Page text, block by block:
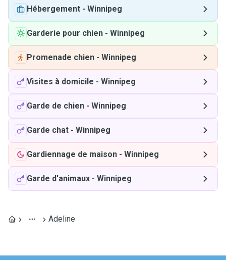
Hébergement - Winnipeg
Garderie pour chien - Winnipeg
Promenade chien - Winnipeg
Visites à domicile - Winnipeg
Garde de chien - Winnipeg
Garde chat - Winnipeg
Gardiennage de maison - Winnipeg
Garde d'animaux - Winnipeg
Adeline